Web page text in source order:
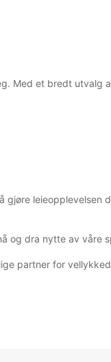
Med et bredt
leieopplevelsen
og dra nytte av våre
partner for